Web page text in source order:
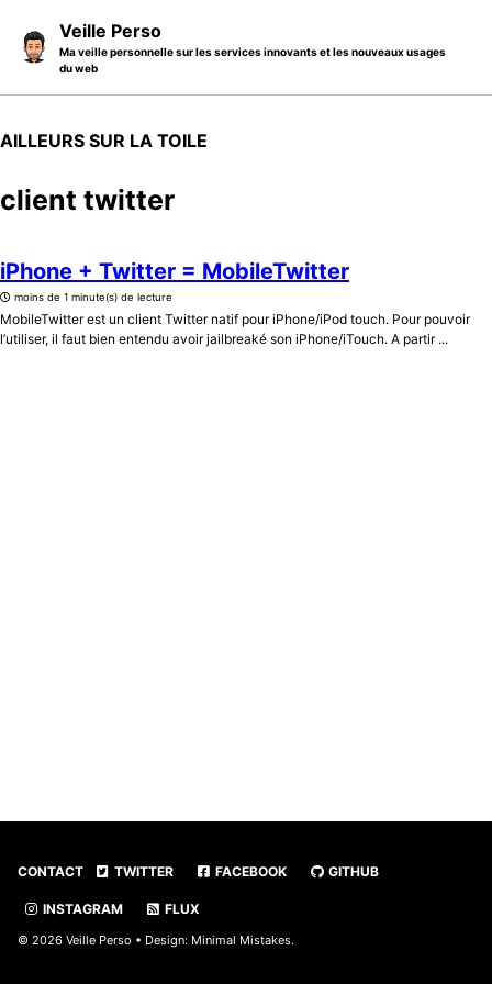
Veille Perso
Ma veille personnelle sur les services innovants et les nouveaux usages
du web
AILLEURS SUR LA TOILE
client twitter
iPhone + Twitter = MobileTwitter
moins de 1 minute(s) de lecture
MobileTwitter est un client Twitter natif pour iPhone/iPod touch. Pour pouvoir
l’utiliser, il faut bien entendu avoir jailbreaké son iPhone/iTouch. A partir ...
CONTACT TWITTER FACEBOOK GITHUB
INSTAGRAM FLUX
© 2026 Veille Perso • Design: Minimal Mistakes.